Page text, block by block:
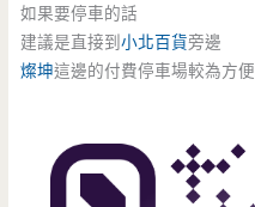
如果要停車的話
建議是直接到小北百貨旁邊
燦坤這邊的付費停車場較為方便